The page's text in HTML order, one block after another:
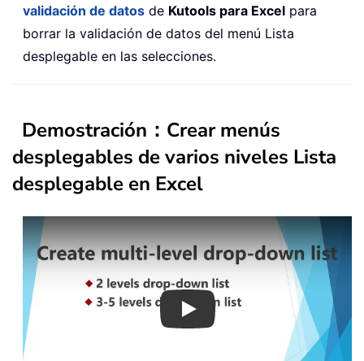
validación de datos de Kutools para Excel para
borrar la validación de datos del menú Lista
desplegable en las selecciones.
Demostración： Crear menús
desplegables de varios niveles Lista
desplegable en Excel
Play